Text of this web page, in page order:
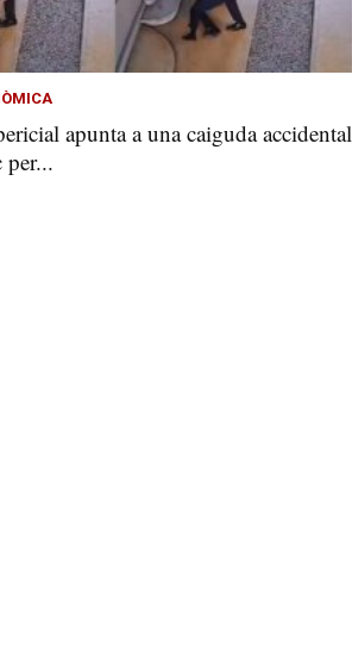
apunta a una caiguda accidental
per...